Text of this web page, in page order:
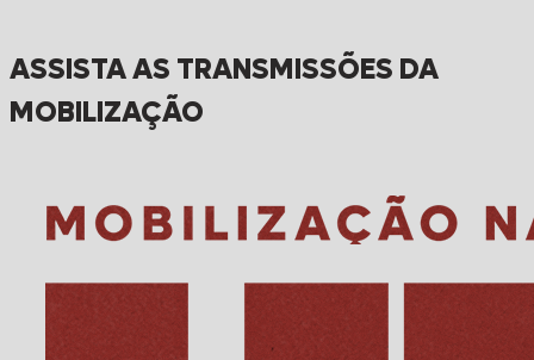
ASSISTA AS TRANSMISSÕES DA
MOBILIZAÇÃO